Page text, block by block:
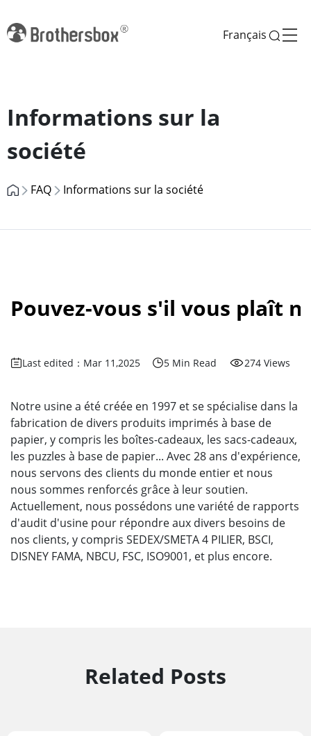
Français
Informations sur la
société
FAQ Informations sur la société
Pouvez-vous s'il vous plaît
Last edited：Mar 11,2025 5 Min Read 274 Views
Notre usine a été créée en 1997 et se spécialise dans la
fabrication de divers produits imprimés à base de
papier, y compris les boîtes-cadeaux, les sacs-cadeaux,
les puzzles à base de papier... Avec 28 ans d'expérience,
nous servons des clients du monde entier et nous
nous sommes renforcés grâce à leur soutien.
Actuellement, nous possédons une variété de rapports
d'audit d'usine pour répondre aux divers besoins de
nos clients, y compris SEDEX/SMETA 4 PILIER, BSCI,
DISNEY FAMA, NBCU, FSC, ISO9001, et plus encore.
Related Posts